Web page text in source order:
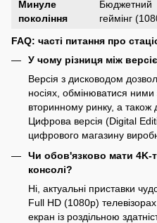
Минуле
покоління
Бюджетний
геймінг
FAQ: часті питання про
У чому різниця між
Версія з дисководом
носіях, обмінюватися
вторинному ринку, а
Цифрова версія (Digital
цифрового магазину
Чи обов'язково мати 4K-
консолі?
Ні, актуальні приставки
Full HD (1080p)
екран із роздільною